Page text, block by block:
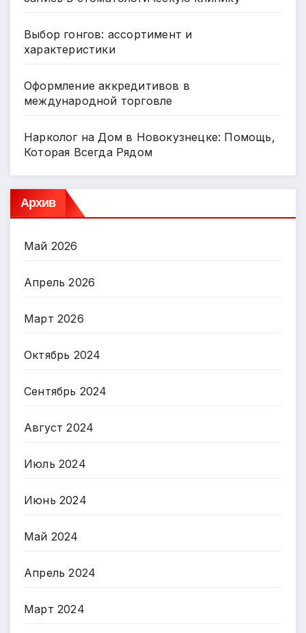
Выбор гонгов: ассортимент и
характеристики
Оформление аккредитивов в
международной торговле
Нарколог на Дом в Новокузнецке: Помощь,
Которая Всегда Рядом
Архив
Май 2026
Апрель 2026
Март 2026
Октябрь 2024
Сентябрь 2024
Август 2024
Июль 2024
Июнь 2024
Май 2024
Апрель 2024
Март 2024